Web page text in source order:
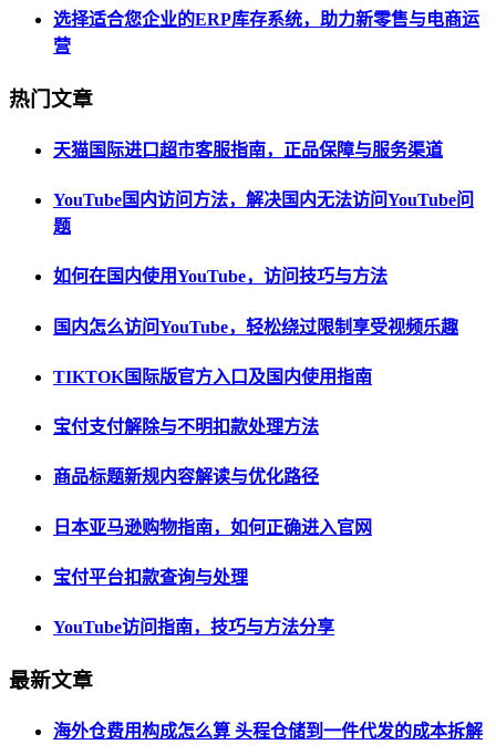
选择适合您企业的ERP库存系统，助力新零售与电商运
营
热门文章
天猫国际进口超市客服指南，正品保障与服务渠道
YouTube国内访问方法，解决国内无法访问YouTube问
题
如何在国内使用YouTube，访问技巧与方法
国内怎么访问YouTube，轻松绕过限制享受视频乐趣
TIKTOK国际版官方入口及国内使用指南
宝付支付解除与不明扣款处理方法
商品标题新规内容解读与优化路径
日本亚马逊购物指南，如何正确进入官网
宝付平台扣款查询与处理
YouTube访问指南，技巧与方法分享
最新文章
海外仓费用构成怎么算 头程仓储到一件代发的成本拆解